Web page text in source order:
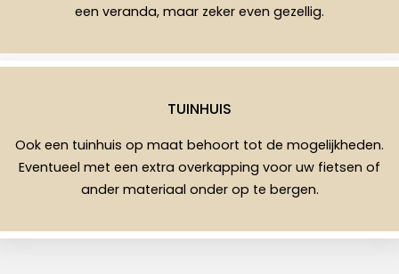
een veranda, maar zeker even gezellig.
TUINHUIS
Ook een tuinhuis op maat behoort tot de mogelijkheden.
Eventueel met een extra overkapping voor uw fietsen of
ander materiaal onder op te bergen.